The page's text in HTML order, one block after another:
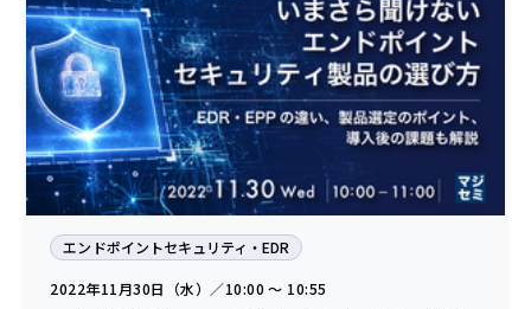
エンドポイントセキュリティ・EDR
2022年11月30日（水）／10:00 〜 10:55